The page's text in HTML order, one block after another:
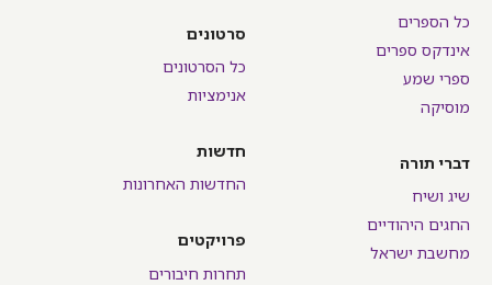
כל הספרים
אינדקס ספרים
ספרי שמע
מוסיקה
דברי תורה
שיג ושיח
החגים היהודיים
מחשבת ישראל
סרטונים
כל הסרטונים
אנימציות
חדשות
החדשות האחרונות
פרויקטים
תחרות חיבורים